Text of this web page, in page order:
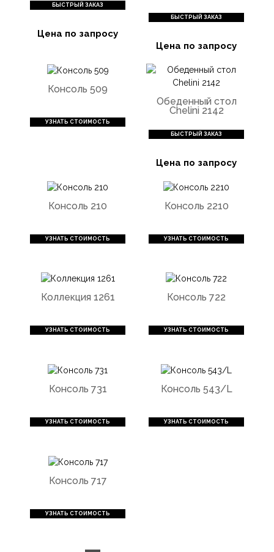
БЫСТРЫЙ ЗАКАЗ
Цена по запросу
БЫСТРЫЙ ЗАКАЗ
Цена по запросу
Консоль 509
УЗНАТЬ СТОИМОСТЬ
Обеденный стол
Chelini 2142
БЫСТРЫЙ ЗАКАЗ
Цена по запросу
Консоль 210
УЗНАТЬ СТОИМОСТЬ
Консоль 2210
УЗНАТЬ СТОИМОСТЬ
Коллекция 1261
УЗНАТЬ СТОИМОСТЬ
Консоль 722
УЗНАТЬ СТОИМОСТЬ
Консоль 731
УЗНАТЬ СТОИМОСТЬ
Консоль 543/L
УЗНАТЬ СТОИМОСТЬ
Консоль 717
УЗНАТЬ СТОИМОСТЬ